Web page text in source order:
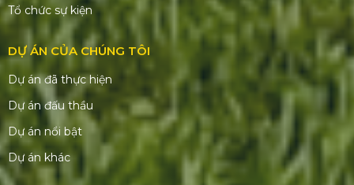
Tổ chức sự kiện
DỰ ÁN CỦA CHÚNG TÔI
Dự án đã thực hiện
Dự án đấu thầu
Dự án nổi bật
Dự án khác